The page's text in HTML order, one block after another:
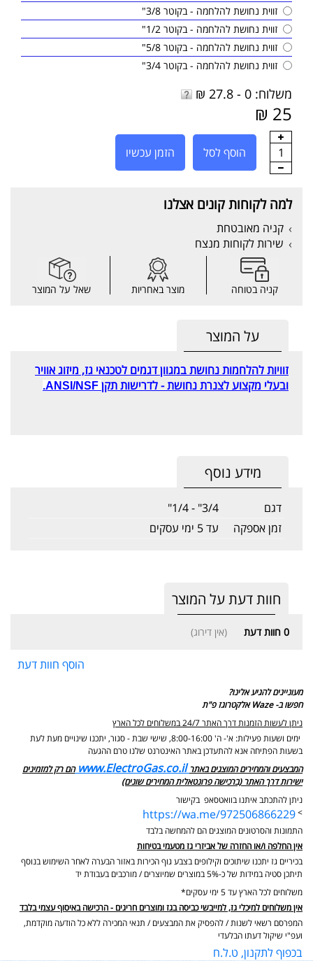
זווית נחושת להלחמה - בקוטר 3/8"
זווית נחושת להלחמה - בקוטר 1/2"
זווית נחושת להלחמה - בקוטר 5/8"
זווית נחושת להלחמה - בקוטר 3/4"
משלוח: 0 - 27.8 ₪
25 ₪
1 הוסף לסל הזמן עכשיו
למה לקוחות קונים אצלנו
קניה מאובטחת
שירות לקוחות מנצח
קניה בטוחה מוצר באחריות שאל על המוצר
על המוצר
זוויות להלחמות נחושת במגוון דגמים לטכנאי גז, מיזוג אוויר
ובעלי מקצועלצנרת נחושת - לדרישותתקן ANSI/NSF.
מידע נוסף
דגם
3/4" - 1/4"
זמן אספקה
עד 5 ימי עסקים
חוות דעת על המוצר
0 חוות דעת (אין דירוג)
הוסף חוות דעת
מעוניינים להגיע אלינו?
חפשו ב- Waze אלקטרוגז פ"ת
ניתן לעשות הזמנות דרך האתר 24/7 במשלוחים לכל הארץ
ימים ושעות פעילות: א'- ה' 8:00-16:00, שישי שבת - סגור,
יתכנו שינויים מעת לעת
בשעות הפתיחה אנא להתעדכן באתר האינטרנט שלנו טרם ההגעה
המבצעים והמחירים המוצגים באתר www.ElectroGas.co.il הם רק למזמינים
ישירות דרך האתר (ברכישה פרונטאלית המחירים שונים)
ניתן להתכתב איתנו בוואטסאפ בקישור
>
https://wa.me/972506866229
התמונות והסרטונים המוצגים הם להמחשה בלבד
אין החלפה ו/או החזרה של אביזרי גז מטעמי בטיחות
בכיריים גז יתכנו שיתוכים וקילופים בצבע גוף הכירות באזור הבערה לאחר השימוש בנוסף
תיתכן סטיה במידות של כ-5% במוצרים שמיוצרים / מורכבים בעבודת יד
משלוחים לכל הארץ עד 5 ימי עסקים*
אין משלוחים למיכלי גז, למייבשי כביסה בגז ומוצרים חריגים - הרכישה באיסוף עצמי בלבד
המפרסם רשאי לשנות / להפסיק את המבצעים / תנאי המכירה ללא כל הודעה מוקדמת,
ועפ"י שיקול דעתו הבלעדי
בכפוף לתקנון, ט.ל.ח